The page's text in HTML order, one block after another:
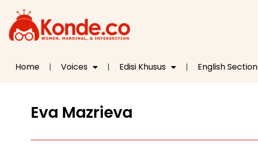
Home Voices Edisi Khusus English Section
Eva Mazrieva